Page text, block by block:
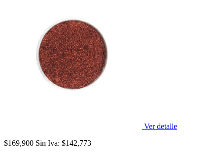
Ver detalle
$169,900 Sin Iva: $142,773